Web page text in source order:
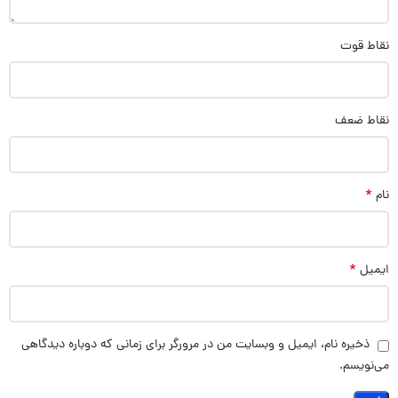
نقاط قوت
نقاط ضعف
نام *
ایمیل *
ذخیره نام، ایمیل و وبسایت من در مرورگر برای زمانی که دوباره دیدگاهی
می‌نویسم.